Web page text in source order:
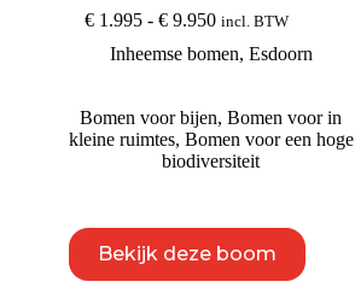
€ 1.995 - € 9.950Prijsklasse:
tot
incl. BTW
Inheemse bomen, Esdoorn
Bomen voor bijen,Bomen voor in
kleine ruimtes, Bomen voor een hoge
biodiversiteit
Bekijk deze boom
product
heeft